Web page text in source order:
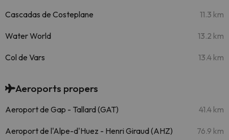
Cascadas de Costeplane 11.3 km
Water World 13.2 km
Col de Vars 13.4 km
Aeroports propers
Aeroport de Gap - Tallard (GAT) 41.4 km
Aeroport de l'Alpe-d'Huez - Henri Giraud (AHZ) 76.9 km